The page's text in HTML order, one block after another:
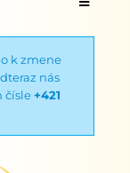
k zmene
nás
čísle+421